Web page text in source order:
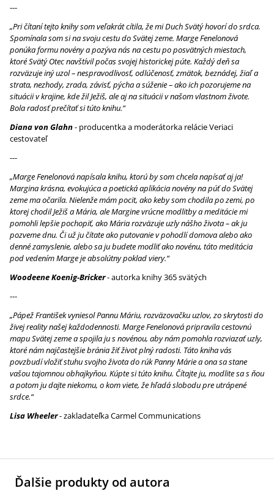
---
„Pri čítaní tejto knihy som veľakrát cítila, že mi Duch Svätý hovorí do srdca.
Spomínala som si na svoju cestu do Svätej zeme. Marge Fenelonová
ponúka formu novény a pozýva nás na cestu po posvätných miestach,
ktoré Svätý Otec navštívil počas svojej historickej púte. Každý deň sa
rozväzuje iný uzol – nespravodlivosť, odlúčenosť, zmätok, beznádej, žiaľ a
strata, nezhody, zrada, závisť, pýcha a súženie – ako ich pozorujeme na
situácii v krajine, kde žil Ježiš, ale aj na situácii v našom vlastnom živote.
Bola radosť prečítať si túto knihu.“
Diana von Glahn- producentka a moderátorka relácie Veriaci
cestovateľ
---
„Marge Fenelonová napísala knihu, ktorú by som chcela napísať aj ja!
Margina krásna, evokujúca a poetická aplikácia novény na púť do Svätej
zeme ma očarila. Nielenže mám pocit, ako keby som chodila po zemi, po
ktorej chodil Ježiš a Mária, ale Margine vrúcne modlitby a meditácie mi
pomohli lepšie pochopiť, ako Mária rozväzuje uzly nášho života – ak ju
pozveme dnu. Či už ju čítate ako putovanie v pohodlí domova alebo ako
denné zamyslenie, alebo sa ju budete modliť ako novénu, táto meditácia
pod vedením Marge je absolútny poklad viery.“
Woodeene Koenig‑Bricker- autorka knihy 365 svätých
---
„Pápež František vyniesol Pannu Máriu, rozväzovačku uzlov, zo skrytosti do
živej reality našej každodennosti. Marge Fenelonová pripravila cestovnú
mapu Svätej zeme a spojila ju s novénou, aby nám pomohla rozviazať uzly,
ktoré nám najčastejšie bránia žiť život plný radosti. Táto kniha vás
povzbudí vložiť stuhu svojho života do rúk Panny Márie a ona sa stane
vašou tajomnou obhajkyňou. Kúpte si túto knihu. Čítajte ju, modlite sa s ňou
a potom ju dajte niekomu, o kom viete, že hľadá slobodu pre utrápené
srdce.“
Lisa Wheeler- zakladateľka Carmel Communications
Ďalšie produkty od autora